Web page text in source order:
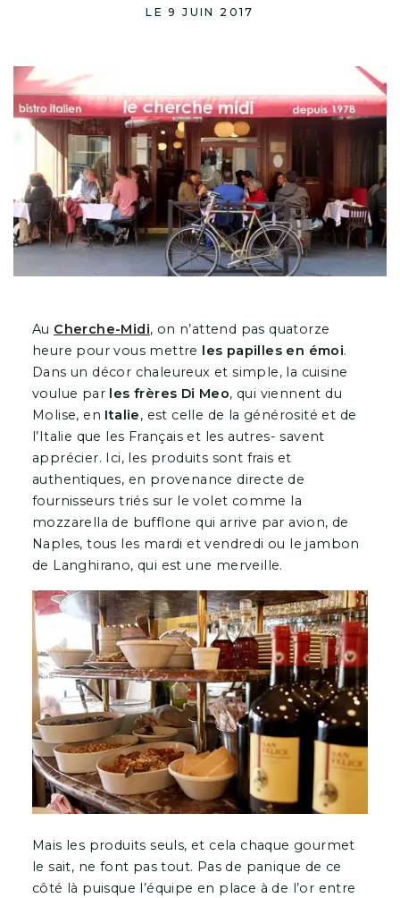
LE 9 JUIN 2017
Au Cherche-Midi, on n’attend pas quatorze
heure pour vous mettre les papilles en émoi.
Dans un décor chaleureux et simple, la cuisine
voulue par les frères Di Meo, qui viennent du
Molise, en Italie, est celle de la générosité et de
l’Italie que les Français et les autres- savent
apprécier. Ici, les produits sont frais et
authentiques, en provenance directe de
fournisseurs triés sur le volet comme la
mozzarella de bufflone qui arrive par avion, de
Naples, tous les mardi et vendredi ou le jambon
de Langhirano, qui est une merveille.
Mais les produits seuls, et cela chaque gourmet
le sait, ne font pas tout. Pas de panique de ce
côté là puisque l’équipe en place à de l’or entre